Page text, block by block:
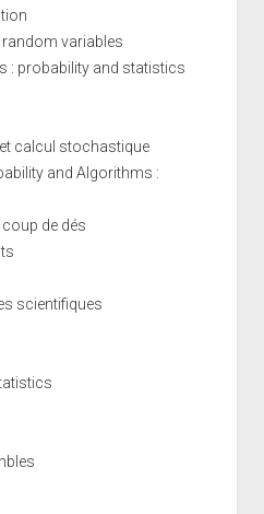
variables
: probability and statistics
calcul stochastique
and Algorithms :
coup de dés
scientifiques